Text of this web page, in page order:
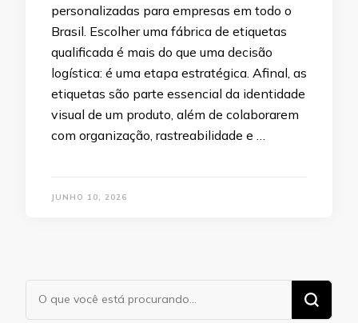
personalizadas para empresas em todo o
Brasil. Escolher uma fábrica de etiquetas
qualificada é mais do que uma decisão
logística: é uma etapa estratégica. Afinal, as
etiquetas são parte essencial da identidade
visual de um produto, além de colaborarem
com organização, rastreabilidade e …
JUNHO 10, 2026
Procurando
algo?